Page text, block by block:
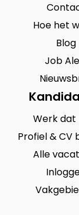
Hoe het
Blog
Job
Werk dat
Profiel & CV
Alle